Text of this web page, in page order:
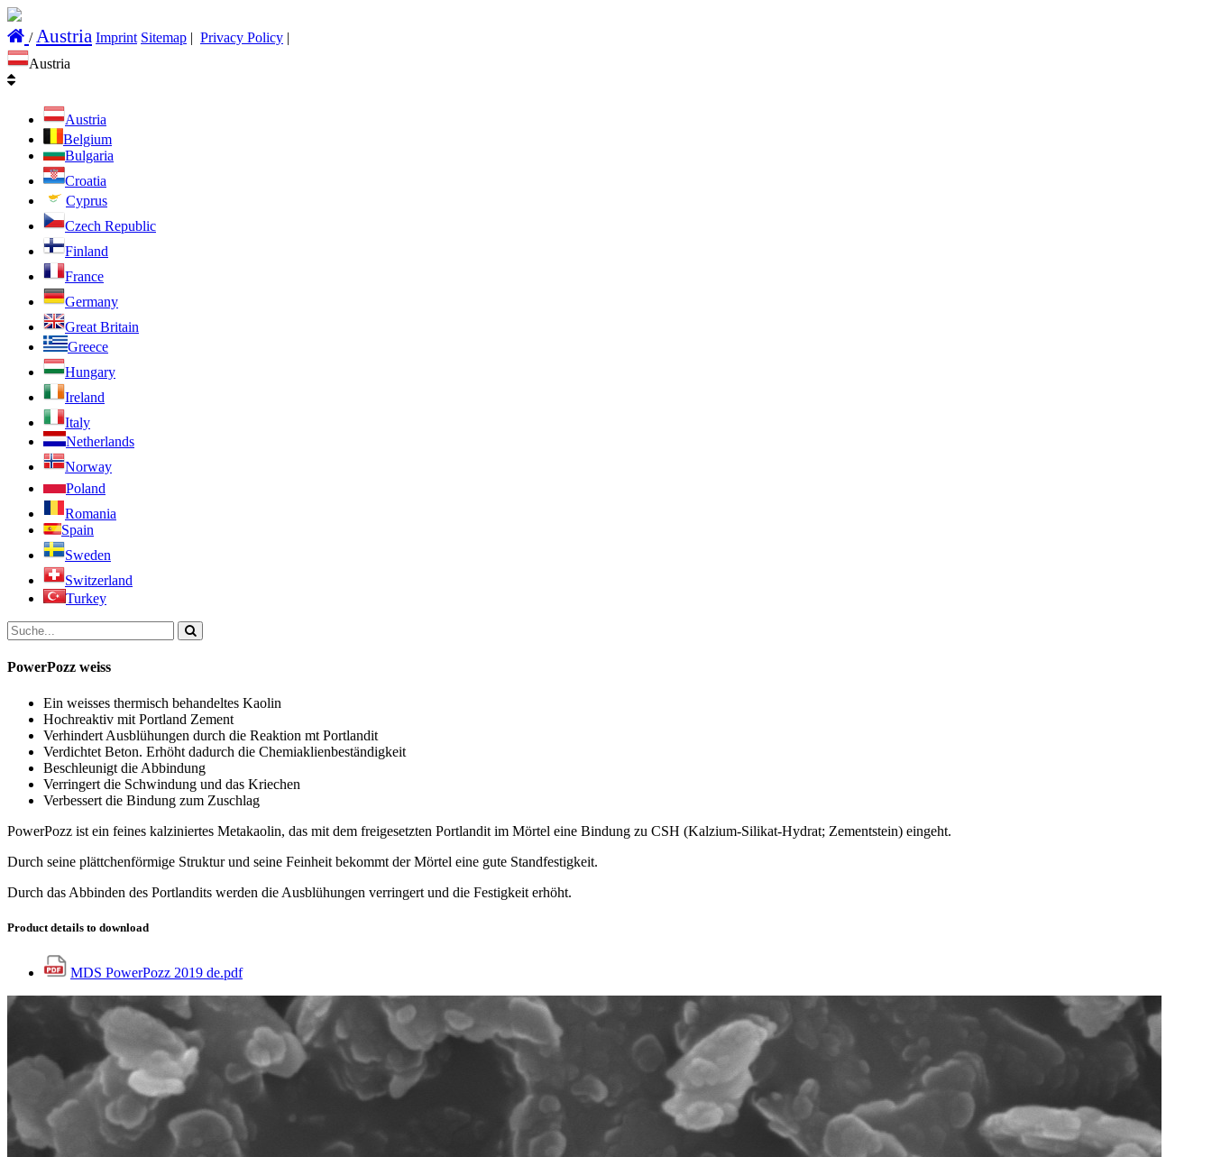
/ Austria Imprint Sitemap | Privacy Policy |
Austria
Austria
Belgium
Bulgaria
Croatia
Cyprus
Czech Republic
Finland
France
Germany
Great Britain
Greece
Hungary
Ireland
Italy
Netherlands
Norway
Poland
Romania
Spain
Sweden
Switzerland
Turkey
PowerPozz weiss
Ein weisses thermisch behandeltes Kaolin
Hochreaktiv mit Portland Zement
Verhindert Ausblühungen durch die Reaktion mt Portlandit
Verdichtet Beton. Erhöht dadurch die Chemiaklienbeständigkeit
Beschleunigt die Abbindung
Verringert die Schwindung und das Kriechen
Verbessert die Bindung zum Zuschlag
PowerPozz ist ein feines kalziniertes Metakaolin, das mit dem freigesetzten Portlandit im Mörtel eine Bindung zu CSH (Kalzium-Silikat-Hydrat; Zementstein) eingeht.
Durch seine plättchenförmige Struktur und seine Feinheit bekommt der Mörtel eine gute Standfestigkeit.
Durch das Abbinden des Portlandits werden die Ausblühungen verringert und die Festigkeit erhöht.
Product details to download
MDS PowerPozz 2019 de.pdf